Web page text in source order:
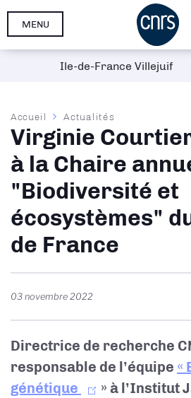
Aller
MENU
Fil
d'Ariane
Accueil Actualités
Virginie
à la Chaire
"Biodiversité et
écosystèmes"
de France
03 novembre 2022
Directrice de recherche
responsable de l’équipe «
génétique
» à l’Institut